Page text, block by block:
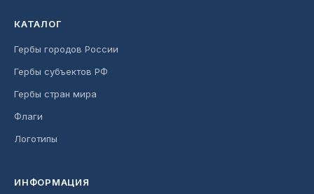
КАТАЛОГ
Гербы городов России
Гербы субъектов РФ
Гербы стран мира
Флаги
Логотипы
ИНФОРМАЦИЯ